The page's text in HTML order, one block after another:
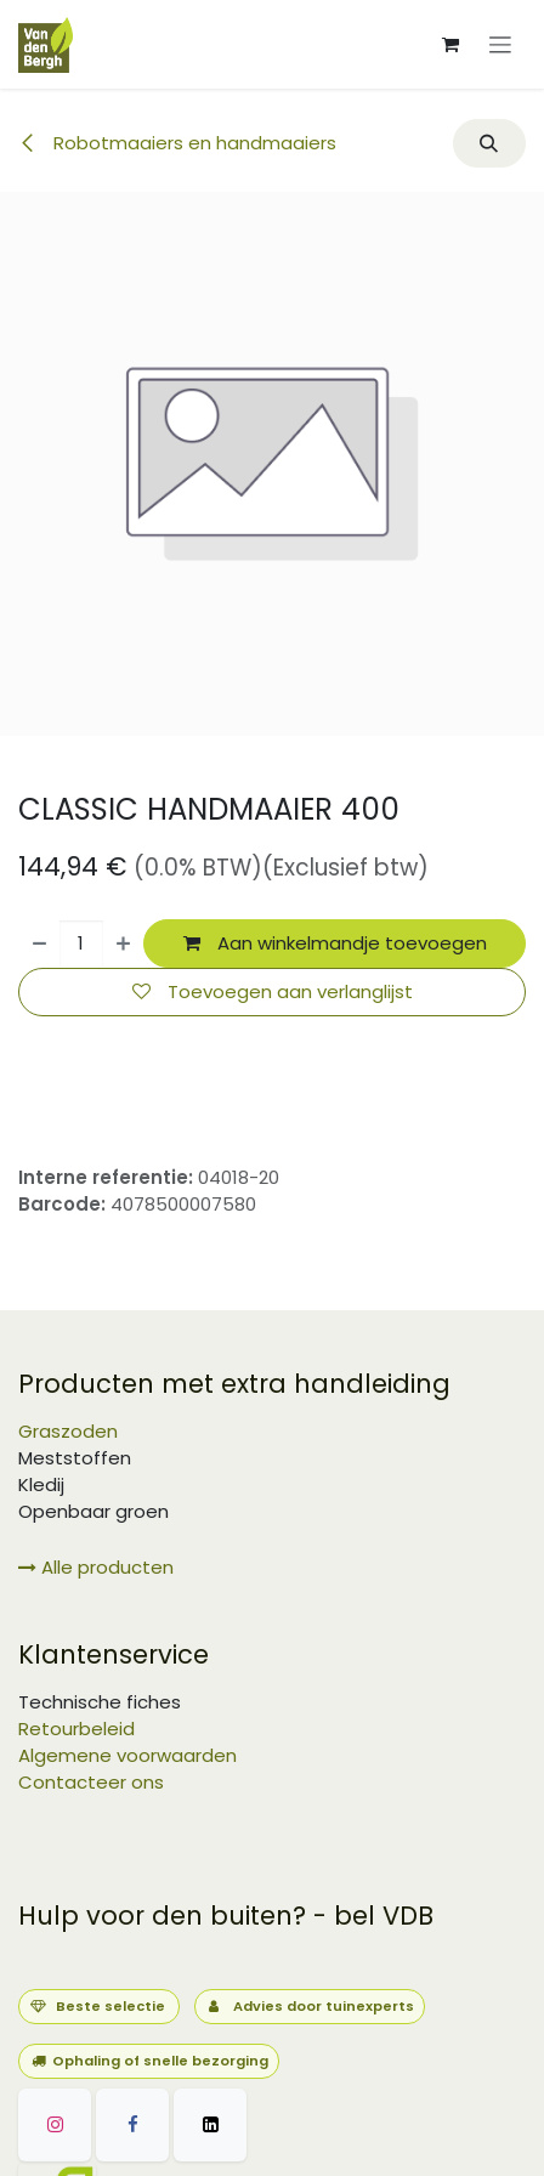
Overslaan naar inhoud
Robotmaaiers en handmaaiers
CLASSIC HANDMAAIER 400
144,94 € (0.0% BTW)(Exclusief btw)
Aan winkelmandje toevoegen
Toevoegen aan verlanglijst
Interne referentie: 04018-20
Barcode: 4078500007580
Producten met extra handleiding
Graszoden
Meststoffen
Kledij
Openbaar groen
Alle producten
Klantenservice
Technische fiches
Retourbeleid
Algemene voorwaarden
Contacteer ons
Hulp voor den buiten? - bel VDB
Beste selectie Advies door tuinexperts
Ophaling of snelle bezorging